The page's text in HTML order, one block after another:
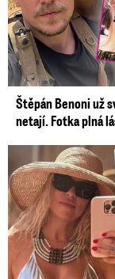
Štěpán Benoni už
netají. Fotka plná
Tohle tělo